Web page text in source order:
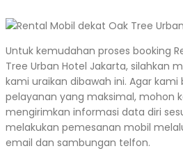
Untuk kemudahan proses booking
Tree Urban Hotel Jakarta, silahkan
kami uraikan dibawah ini. Agar
pelayanan yang maksimal, mohon
mengirimkan informasi data diri
melakukan pemesanan mobil
email dan sambungan telfon.